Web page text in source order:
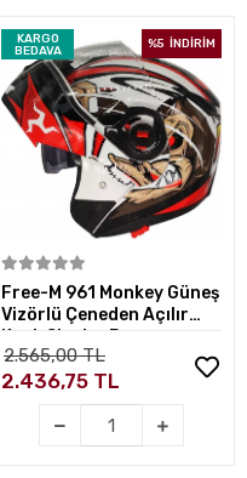
KARGO
BEDAVA
%5 İNDİRİM
Sepete Ekle
Free-M 961 Monkey Güneş
Vizörlü Çeneden Açılır
Kask Siyah - Beyaz -
Kırmızı
2.565,00 TL
2.436,75 TL